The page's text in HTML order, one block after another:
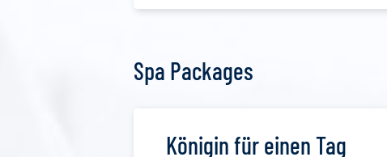
Spa Packages
Königin für einen Tag